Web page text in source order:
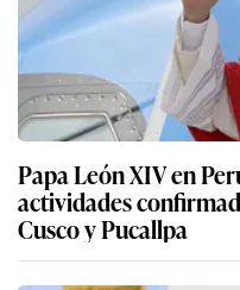
Papa León XIV en
actividades
Cusco y Pucallpa